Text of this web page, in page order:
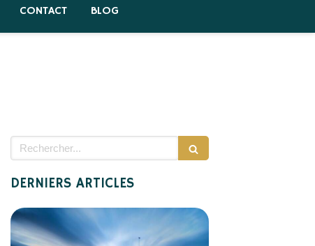
CONTACT BLOG
Rechercher
DERNIERS ARTICLES